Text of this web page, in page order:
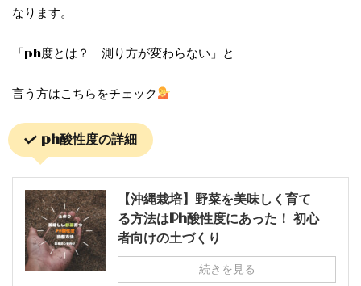
なります。
「ph度とは？ 測り方が変わらない」と
言う方はこちらをチェック
ph酸性度の詳細
【沖縄栽培】野菜を美味しく育て
る方法はPh酸性度にあった！ 初心
者向けの土づくり
続きを見る